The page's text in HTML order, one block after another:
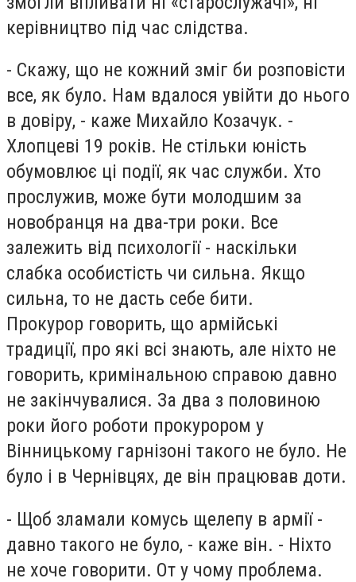
керівництво під час слідства.
- Скажу, що не кожний зміг би розповісти
все, як було. Нам вдалося увійти до нього
в довіру, - каже Михайло Козачук. -
Хлопцеві 19 років. Не стільки юність
обумовлює ці події, як час служби. Хто
прослужив, може бути молодшим за
новобранця на два-три роки. Все
залежить від психології - наскільки
слабка особистість чи сильна. Якщо
сильна, то не дасть себе бити.
Прокурор говорить, що армійські
традиції, про які всі знають, але ніхто не
говорить, кримінальною справою давно
не закінчувалися. За два з половиною
роки його роботи прокурором у
Вінницькому гарнізоні такого не було. Не
було і в Чернівцях, де він працював доти.
- Щоб зламали комусь щелепу в армії -
давно такого не було, - каже він. - Ніхто
не хоче говорити. От у чому проблема.